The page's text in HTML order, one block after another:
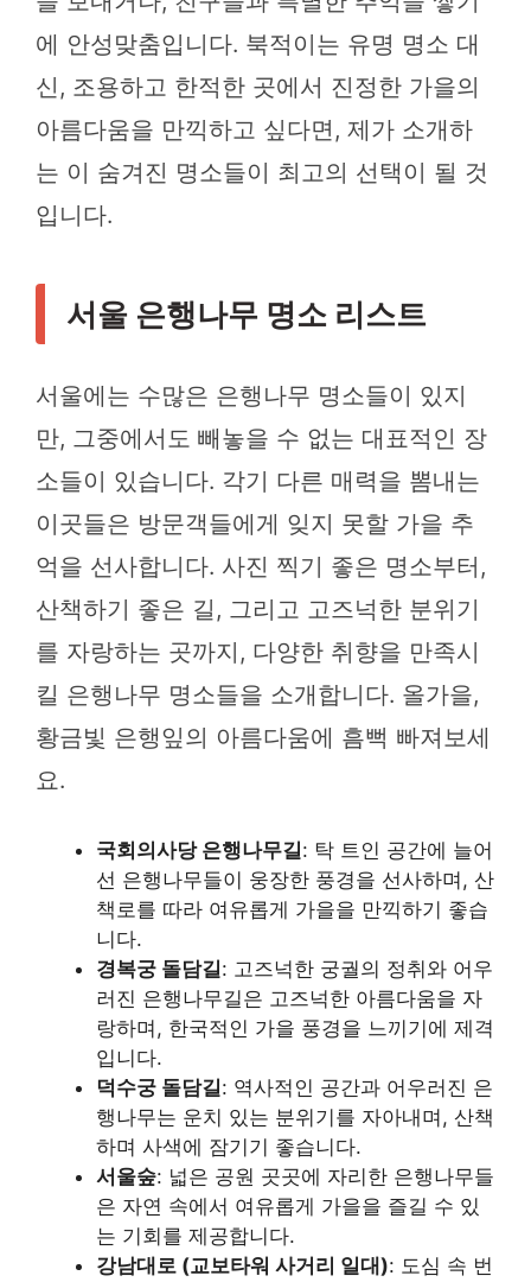
에 안성맞춤입니다. 북적이는 유명 명소 대
신, 조용하고 한적한 곳에서 진정한 가을의
아름다움을 만끽하고 싶다면, 제가 소개하
는 이 숨겨진 명소들이 최고의 선택이 될 것
입니다.
서울 은행나무 명소 리스트
서울에는 수많은 은행나무 명소들이 있지
만, 그중에서도 빼놓을 수 없는 대표적인 장
소들이 있습니다. 각기 다른 매력을 뽐내는
이곳들은 방문객들에게 잊지 못할 가을 추
억을 선사합니다. 사진 찍기 좋은 명소부터,
산책하기 좋은 길, 그리고 고즈넉한 분위기
를 자랑하는 곳까지, 다양한 취향을 만족시
킬 은행나무 명소들을 소개합니다. 올가을,
황금빛 은행잎의 아름다움에 흠뻑 빠져보세
요.
국회의사당 은행나무길: 탁 트인 공간에 늘어
선 은행나무들이 웅장한 풍경을 선사하며, 산
책로를 따라 여유롭게 가을을 만끽하기 좋습
니다.
경복궁 돌담길: 고즈넉한 궁궐의 정취와 어우
러진 은행나무길은 고즈넉한 아름다움을 자
랑하며, 한국적인 가을 풍경을 느끼기에 제격
입니다.
덕수궁 돌담길: 역사적인 공간과 어우러진 은
행나무는 운치 있는 분위기를 자아내며, 산책
하며 사색에 잠기기 좋습니다.
서울숲: 넓은 공원 곳곳에 자리한 은행나무들
은 자연 속에서 여유롭게 가을을 즐길 수 있
는 기회를 제공합니다.
강남대로 (교보타워 사거리 일대): 도심 속 번